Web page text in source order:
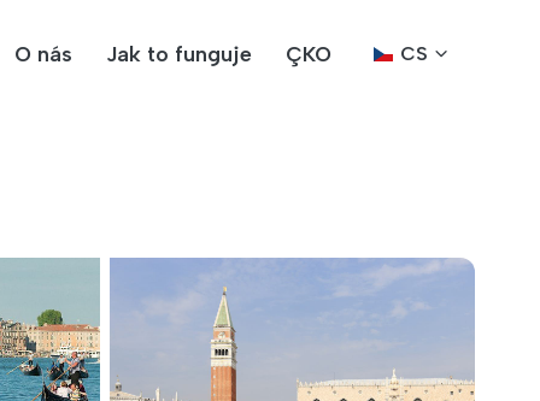
O nás Jak to funguje ÇKO CS